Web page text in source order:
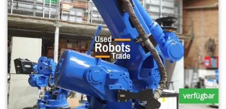
verfügbar